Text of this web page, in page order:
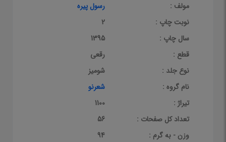
مولف :
رسول پیره
نوبت چاپ :
2
سال چاپ :
1395
قطع :
رقعی
نوع جلد :
شومیز
نام گروه :
شعرنو
تیراژ :
1100
تعداد کل صفحات :
56
وزن - به گرم :
94